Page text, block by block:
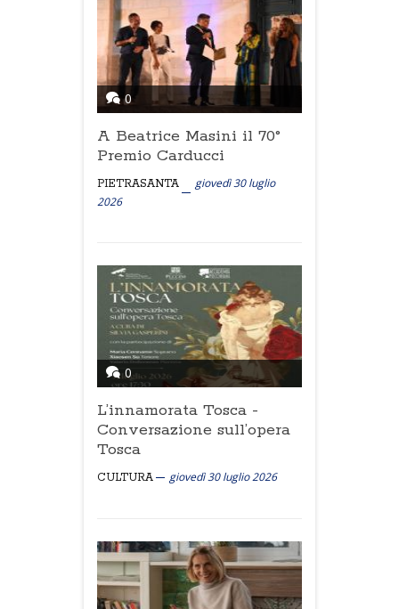
0
A Beatrice Masini il 70°
Premio Carducci
PIETRASANTA
giovedì 30 luglio
2026
0
L’innamorata Tosca -
Conversazione sull’opera
Tosca
CULTURA giovedì 30 luglio 2026